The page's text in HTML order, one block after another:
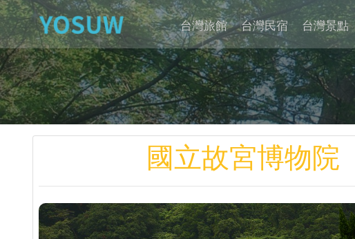
台灣旅館 台灣民宿 台灣景點
國立故宮博物院